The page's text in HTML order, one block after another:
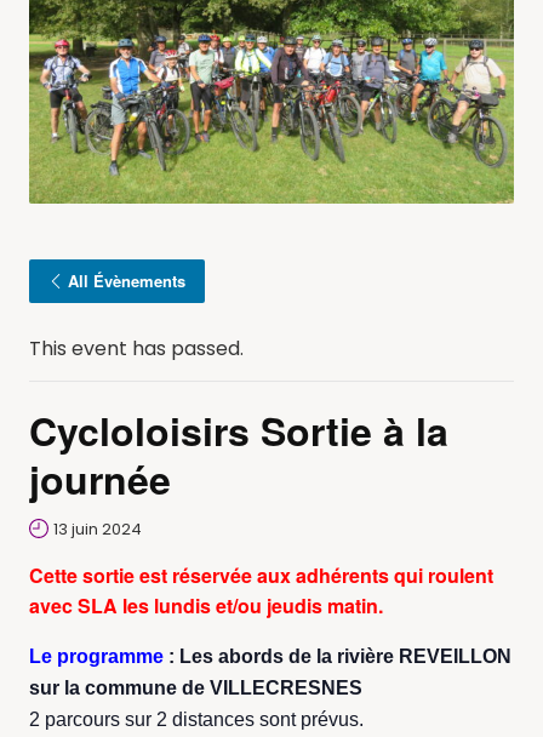
All Évènements
This event has passed.
Cycloloisirs Sortie à la
journée
13 juin 2024
Cette sortie est réservée aux adhérents qui roulent
avec SLA les lundis et/ou jeudis matin.
Le programme : Les abords de la rivière REVEILLON
sur la commune de VILLECRESNES
2 parcours sur 2 distances sont prévus.